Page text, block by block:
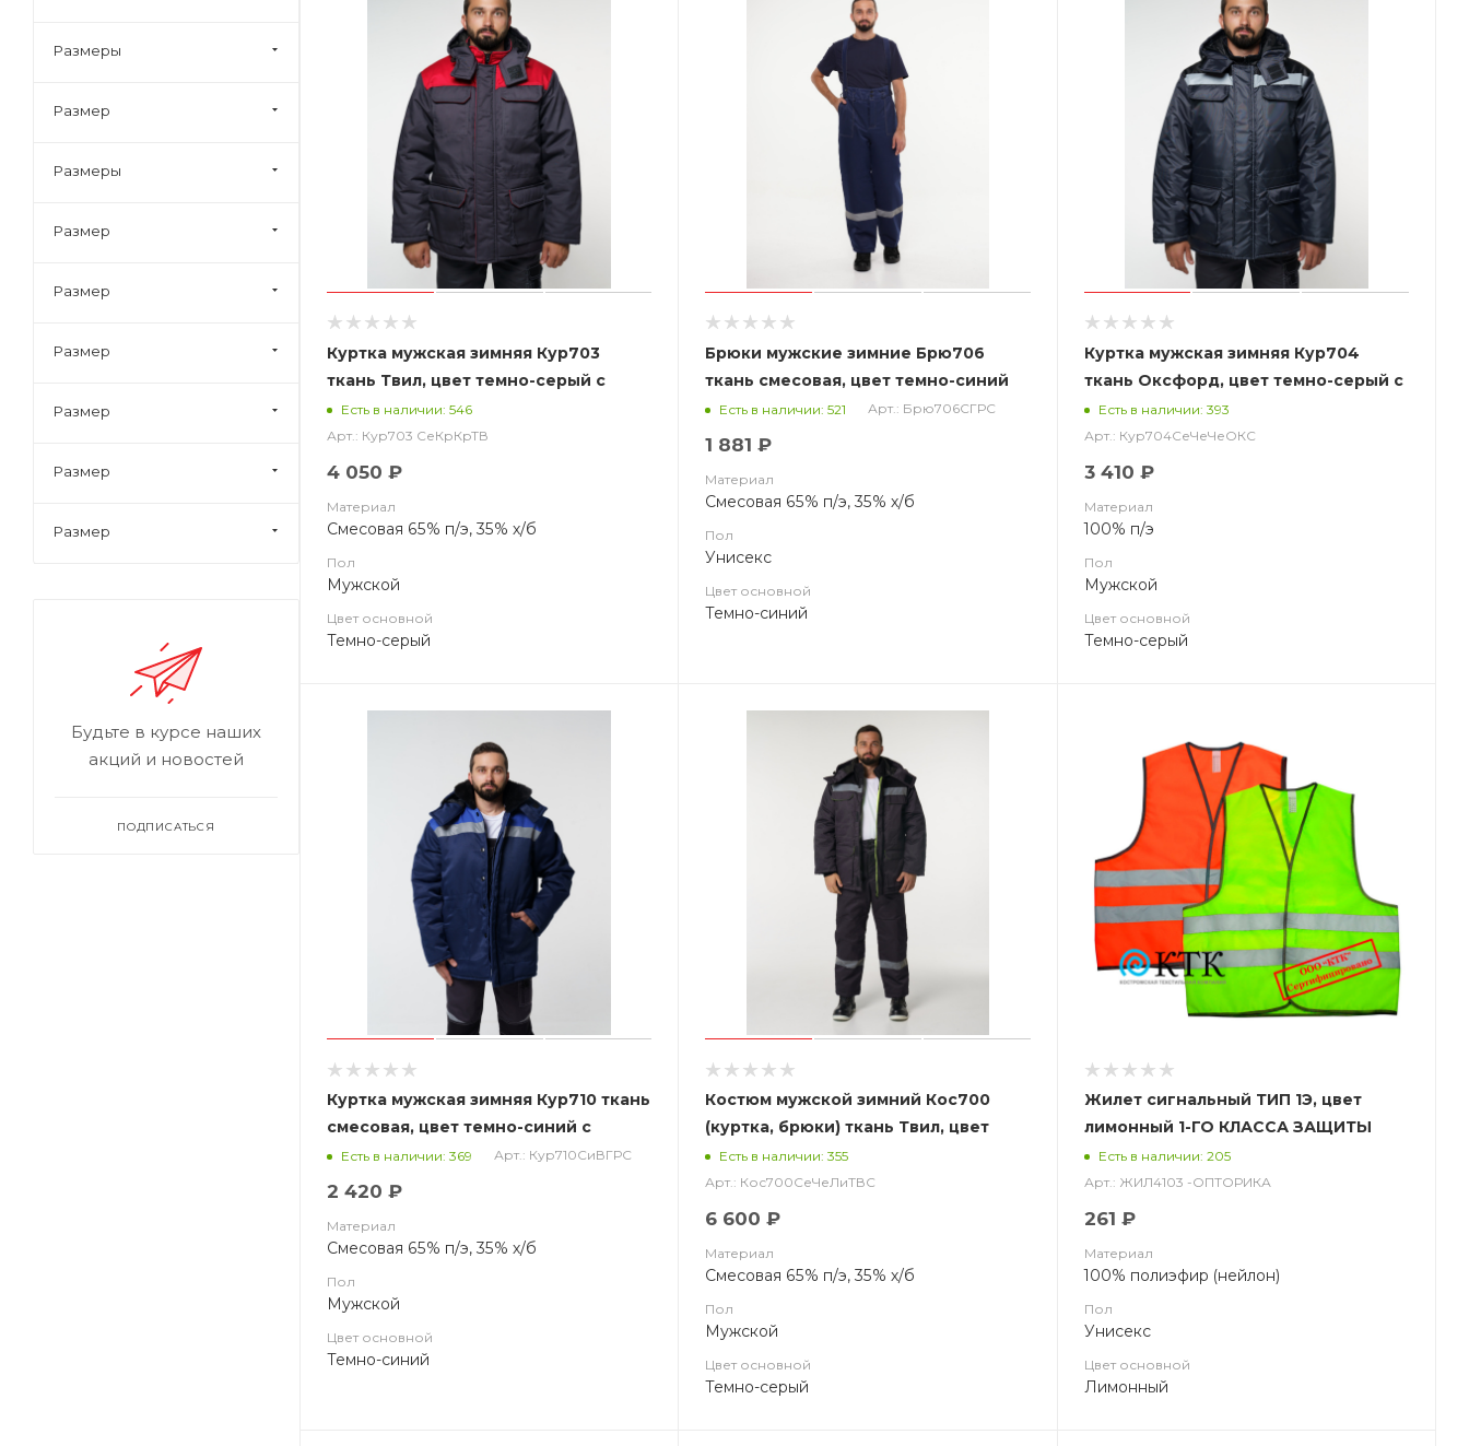
Куртка мужская зимняя Кур703
ткань Твил, цвет темно-серый с
красным
Есть в наличии: 546
Арт.: Кур703 СеКрКрТВ
4 050 ₽
Материал
Смесовая 65% п/э, 35% х/б
Пол
Мужской
Цвет основной
Темно-серый
Брюки мужские зимние Брю706
ткань смесовая, цвет темно-синий
Есть в наличии: 521 Арт.: Брю706СГРС
1 881 ₽
Материал
Смесовая 65% п/э, 35% х/б
Пол
Унисекс
Цвет основной
Темно-синий
Куртка мужская зимняя Кур704
ткань Оксфорд, цвет темно-серый с
черным
Есть в наличии: 393
Арт.: Кур704СеЧеЧеОКС
3 410 ₽
Материал
100% п/э
Пол
Мужской
Цвет основной
Темно-серый
Куртка мужская зимняя Кур710 ткань
смесовая, цвет темно-синий с
васильковым
Есть в наличии: 369 Арт.: Кур710СиВГРС
2 420 ₽
Материал
Смесовая 65% п/э, 35% х/б
Пол
Мужской
Цвет основной
Темно-синий
Костюм мужской зимний Кос700
(куртка, брюки) ткань Твил, цвет
темно-серый, черным с лимонной
отделкой, СОП
Есть в наличии: 355
Арт.: Кос700СеЧеЛиТВС
6 600 ₽
Материал
Смесовая 65% п/э, 35% х/б
Пол
Мужской
Цвет основной
Темно-серый
Жилет сигнальный ТИП 1Э, цвет
лимонный 1-ГО КЛАССА ЗАЩИТЫ
80гр./м2 (КТК) (ЧЗ)
Есть в наличии: 205
Арт.: ЖИЛ4103 -ОПТОРИКА
261 ₽
Материал
100% полиэфир (нейлон)
Пол
Унисекс
Цвет основной
Лимонный
Размеры
Размер
Размеры
Размер
Размер
Размер
Размер
Размер
Размер
Будьте в курсе наших
акций и новостей
ПОДПИСАТЬСЯ